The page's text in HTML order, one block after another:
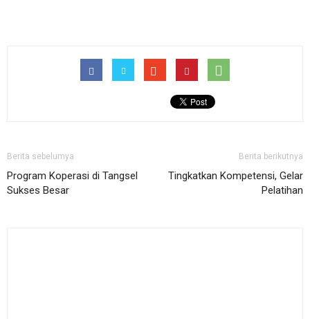
Berita sebelumya
Program Koperasi di Tangsel
Sukses Besar
Berita berikutnya
Tingkatkan Kompetensi, Gelar
Pelatihan